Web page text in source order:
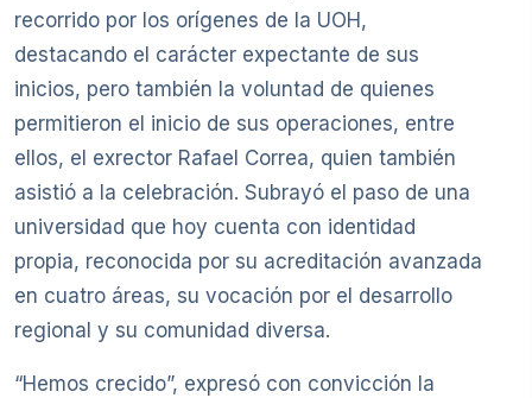
recorrido por los orígenes de la UOH,
destacando el carácter expectante de sus
inicios, pero también la voluntad de quienes
permitieron el inicio de sus operaciones, entre
ellos, el exrector Rafael Correa, quien también
asistió a la celebración. Subrayó el paso de una
universidad que hoy cuenta con identidad
propia, reconocida por su acreditación avanzada
en cuatro áreas, su vocación por el desarrollo
regional y su comunidad diversa.
“Hemos crecido”, expresó con convicción la